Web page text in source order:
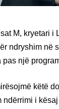
M, kryetari i
ndryshim në
një
këtë
i